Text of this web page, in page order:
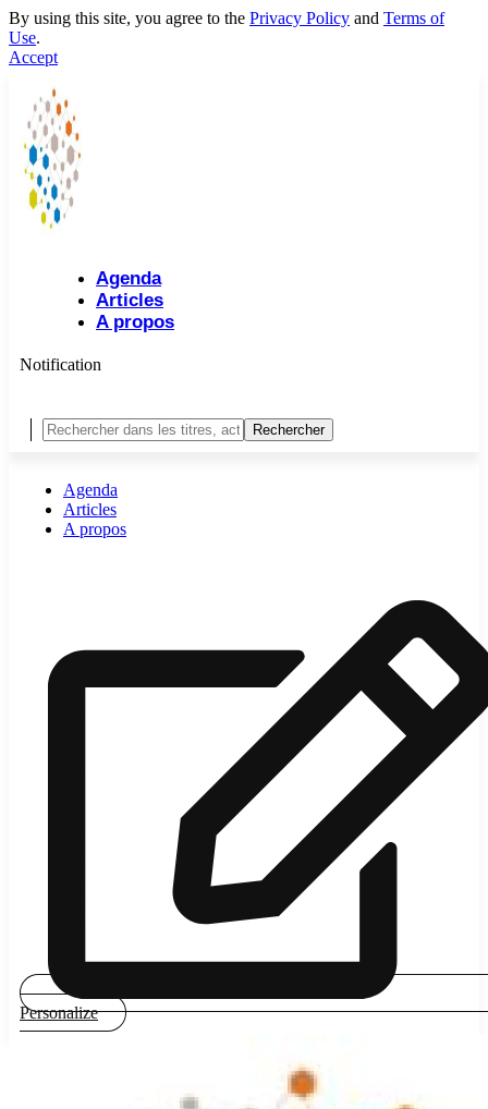
By using this site, you agree to the Privacy Policy and Terms of
Use.
Accept
Agenda
Articles
A propos
Notification
Agenda
Articles
A propos
Personalize